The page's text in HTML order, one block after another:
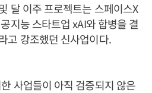
달 이주 프로젝트는 스페이스X
지능 스타트업 xAI와 합병을 결
고 강조했던 신사업이다.
사업들이 아직 검증되지 않은